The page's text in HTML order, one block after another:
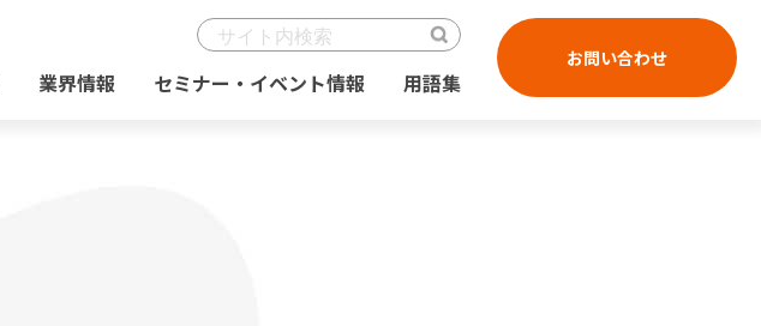
業界情報 セミナー・イベント情報 用語集
お問い合わせ